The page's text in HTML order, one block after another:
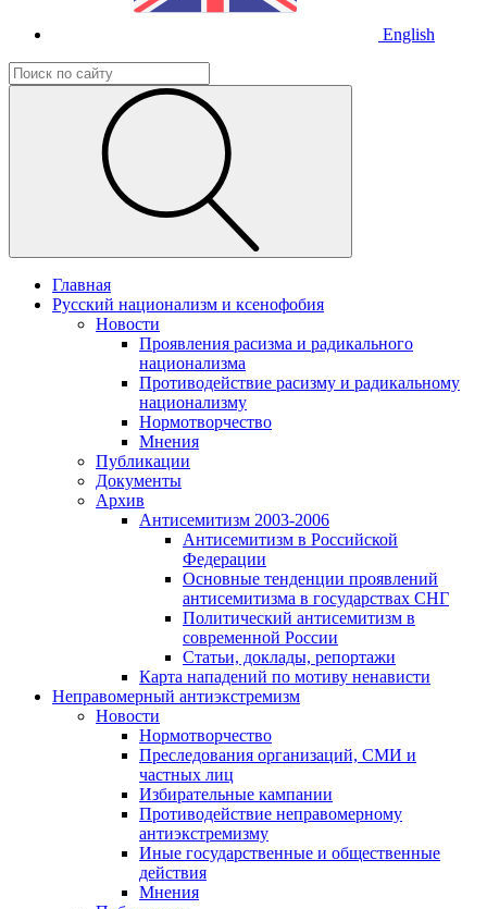
English
Главная
Русский национализм и ксенофобия
Новости
Проявления расизма и радикального
национализма
Противодействие расизму и радикальному
национализму
Нормотворчество
Мнения
Публикации
Документы
Архив
Антисемитизм 2003-2006
Антисемитизм в Российской
Федерации
Основные тенденции проявлений
антисемитизма в государствах СНГ
Политический антисемитизм в
современной России
Статьи, доклады, репортажи
Карта нападений по мотиву ненависти
Неправомерный антиэкстремизм
Новости
Нормотворчество
Преследования организаций, СМИ и
частных лиц
Избирательные кампании
Противодействие неправомерному
антиэкстремизму
Иные государственные и общественные
действия
Мнения